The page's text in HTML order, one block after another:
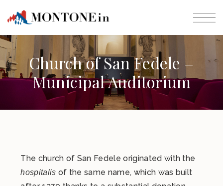
Church of San Fedele –
Municipal Auditorium
The church of San Fedele originated with the
hospitalis of the same name, which was built